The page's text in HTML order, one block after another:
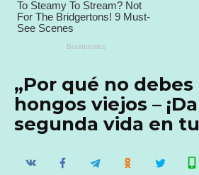
„Por qué no
hongos viejos –
segunda vida en